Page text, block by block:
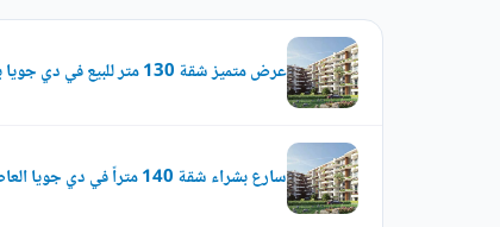
عرض متميز شقة 130 متر للبيع في دي جويا بخدمات مميزة
سارع بشراء شقة 140 متراً في دي جويا العاصمة الجديدة بخدمات متعددة